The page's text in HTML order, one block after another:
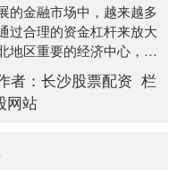
的金融市场中，越来越多
过合理的资金杠杆来放大
地区重要的经济中心，长
业、安全的配资服务需求
将....
者： 长沙股票配资 栏
网站